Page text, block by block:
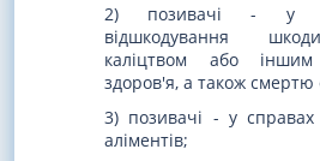
2) позивачі - у
відшкодування
каліцтвом або
здоров'я, а також смертю
3) позивачі - у
аліментів;